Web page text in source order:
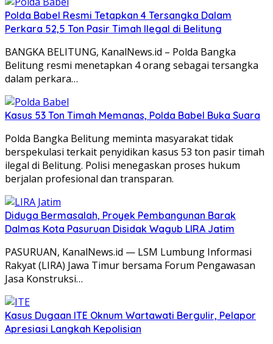
Polda Babel Resmi Tetapkan 4 Tersangka Dalam
Perkara 52,5 Ton Pasir Timah Ilegal di Belitung
BANGKA BELITUNG, KanalNews.id – Polda Bangka
Belitung resmi menetapkan 4 orang sebagai tersangka
dalam perkara…
Kasus 53 Ton Timah Memanas, Polda Babel Buka Suara
Polda Bangka Belitung meminta masyarakat tidak
berspekulasi terkait penyidikan kasus 53 ton pasir timah
ilegal di Belitung. Polisi menegaskan proses hukum
berjalan profesional dan transparan.
Diduga Bermasalah, Proyek Pembangunan Barak
Dalmas Kota Pasuruan Disidak Wagub LIRA Jatim
PASURUAN, KanalNews.id — LSM Lumbung Informasi
Rakyat (LIRA) Jawa Timur bersama Forum Pengawasan
Jasa Konstruksi…
Kasus Dugaan ITE Oknum Wartawati Bergulir, Pelapor
Apresiasi Langkah Kepolisian